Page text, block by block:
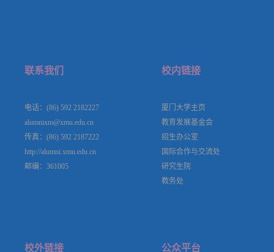
联系我们
电话：(86) 592 2182227
alumnixm@xmu.edu.cn
传真：(86) 592 2187222
http://alumni.xmu.edu.cn
邮编：361005
校内链接
厦门大学主页
教育发展基金会
招生办公室
国际合作与交流处
研究生院
教务处
校外链接 公众平台